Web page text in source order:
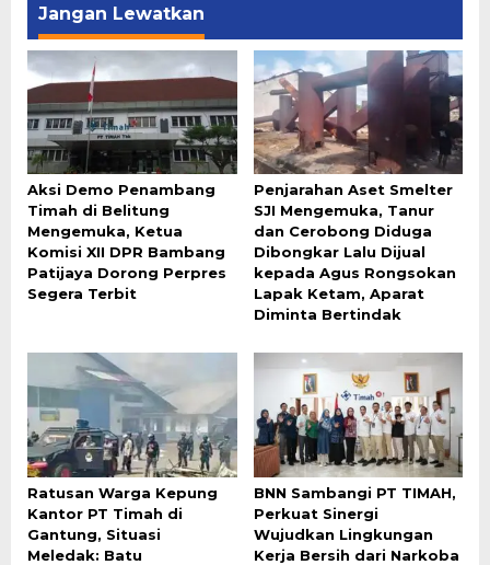
Jangan Lewatkan
Aksi Demo Penambang
Timah di Belitung
Mengemuka, Ketua
Komisi XII DPR Bambang
Patijaya Dorong Perpres
Segera Terbit
Penjarahan Aset Smelter
SJI Mengemuka, Tanur
dan Cerobong Diduga
Dibongkar Lalu Dijual
kepada Agus Rongsokan
Lapak Ketam, Aparat
Diminta Bertindak
Ratusan Warga Kepung
Kantor PT Timah di
Gantung, Situasi
Meledak: Batu
BNN Sambangi PT TIMAH,
Perkuat Sinergi
Wujudkan Lingkungan
Kerja Bersih dari Narkoba